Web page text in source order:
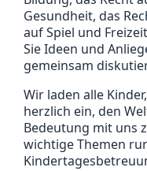
Gesundheit, das
auf Spiel und
Sie Ideen und
gemeinsam
Wir laden alle
herzlich ein, den
Bedeutung mit uns
wichtige Themen